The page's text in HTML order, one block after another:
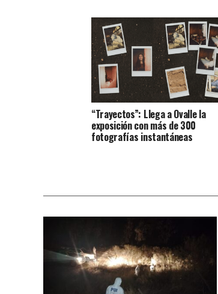
“Trayectos”: Llega a Ovalle la
exposición con más de 300
fotografías instantáneas